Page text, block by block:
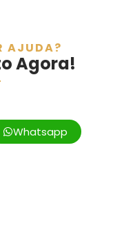
AJUDA?
Agora!
Whatsapp